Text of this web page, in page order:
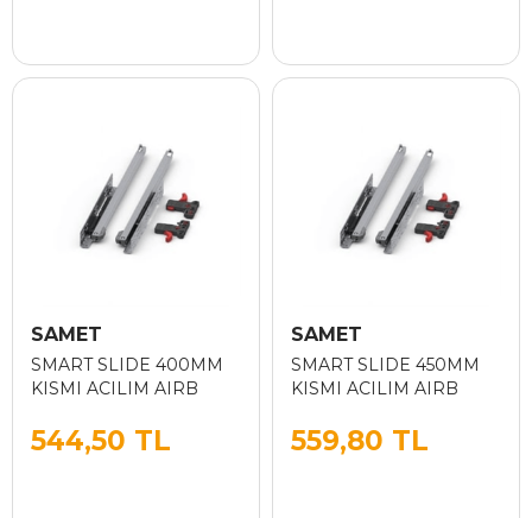
SAMET
SMART SLIDE 400MM
KISMI ACILIM AIRB
544,50 TL
SAMET
SMART SLIDE 450MM
KISMI ACILIM AIRB
559,80 TL